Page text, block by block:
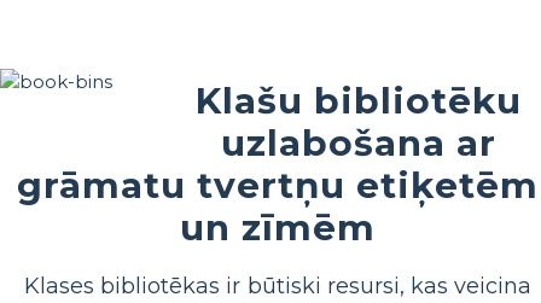
Klašu bibliotēku
uzlabošana ar
grāmatu tvertņu etiķetēm
un zīmēm
Klases bibliotēkas ir būtiski resursi, kas veicina